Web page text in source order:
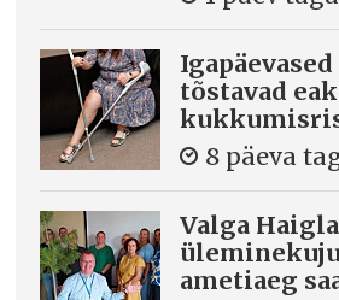
tõstavad
8 päeva
Valga Haigla
ametiaeg